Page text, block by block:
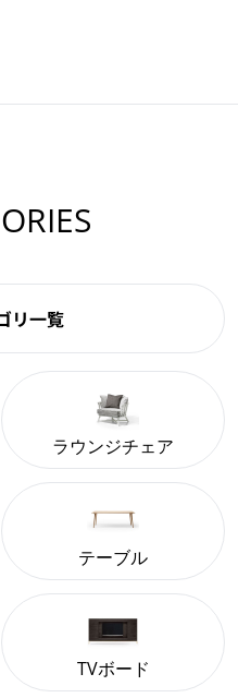
リ一覧
ラウンジチェア
テーブル
TVボード